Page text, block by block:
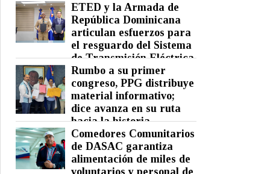
ETED y la Armada de
República Dominicana
articulan esfuerzos para
el resguardo del Sistema
de Transmisión Eléctrica
Nacional y fortalecimiento de
capacidades.
Posted on 07 Aug 2026 - 0 Comments
Rumbo a su primer
congreso, PPG distribuye
material informativo;
dice avanza en su ruta
hacia la historia
Posted on 07 Aug 2026 - 0 Comments
Comedores Comunitarios
de DASAC garantiza
alimentación de miles de
voluntarios y personal de